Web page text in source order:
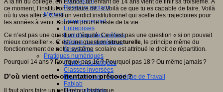
Réseaux sociaux
Métiers
Entrepreneuriat
Entreprises
Evolutions des métiers
Métiers du numérique
Orientation
Pratiques numériques
Cartes heuristiques
Classes inversées
Environnement Numérique de Travail
Fablab
Géolocalisation
À la fin du collège, en France, un enfant de 14 ans vient de finir sa troisième. À
ce moment, l’institution scolaire dit : « Voilà ce que tu es capable de faire. Voilà
où tu vas aller ». C’est un verdict institutionnel qui scelle des trajectoires pour
les années à venir. Souvent pour le reste de la vie.
Ce n’est pas une question d’équité. Ce n’est pas une question « si on pouvait
mieux conseiller ». C’est une questionstructurelle, le principe même du
fonctionnement de notre système scolaire est attribué le droit de répartition.
Pourquoi 14 ans ? Pourquoi pas 16 ? Pourquoi pas 18 ? Ou même jamais ?
D’où vient cette orientation précoce ?
Il faut alors faire un petit retour historique.